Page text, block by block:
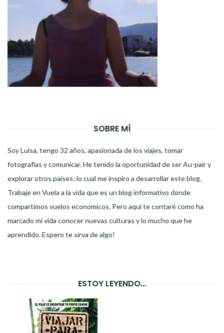
SOBRE MÍ
Soy Luisa, tengo 32 años, apasionada de los viajes, tomar
fotografías y comunicar. He tenido la oportunidad de ser Au-pair y
explorar otros países; lo cual me inspiro a desarrollar este blog.
Trabaje en Vuela a la vida que es un blog informativo donde
compartimos vuelos economicos. Pero aquí te contaré como ha
marcado mi vida conocer nuevas culturas y lo mucho que he
aprendido. Espero te sirva de algo!
ESTOY LEYENDO…